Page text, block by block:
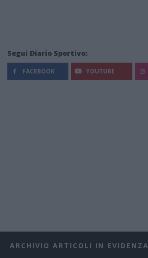
Segui Diario Sportivo:
FACEBOOK YOUTUBE
ARCHIVIO ARTICOLI IN EVIDENZA